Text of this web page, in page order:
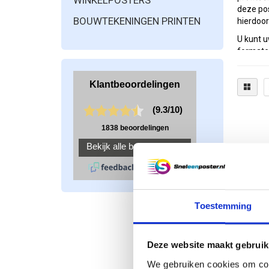
Toestemming
Deze website maakt
We gebruiken cookies om
BOUWTEKENINGEN PRINTEN
deze
U kunt